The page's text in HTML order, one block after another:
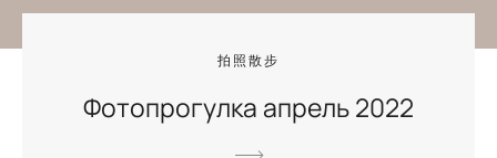
拍照散步
Фотопрогулка апрель 2022